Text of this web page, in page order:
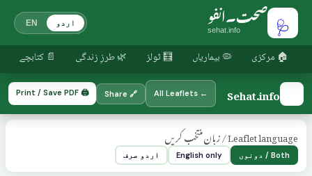
🩺 صحت۔انفو
sehat.info
اردو EN
🏠 مرکزی 🦠 بیماریاں 🧮 ٹولز 🌿 طرزِ زندگی 📄 کتابچے
Sehat.info
← All Leaflets
🔗 Share
🖨️ Print / Save PDF
Leaflet language / زبان منتخب کریں
Both / دونوں English only اردو صرف